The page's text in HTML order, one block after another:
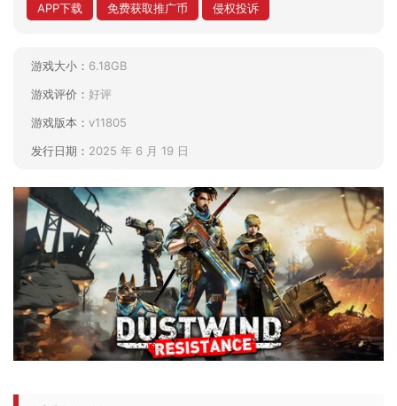
APP下载
免费获取推广币 侵权投诉
游戏大小： 6.18GB
游戏评价： 好评
游戏版本： v11805
发行日期： 2025 年 6 月 19 日